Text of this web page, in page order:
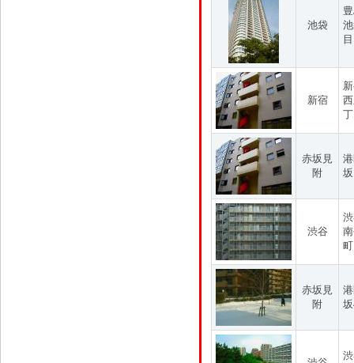
池袋
目
新宿
赤坂見
附
渋谷
赤坂見
附